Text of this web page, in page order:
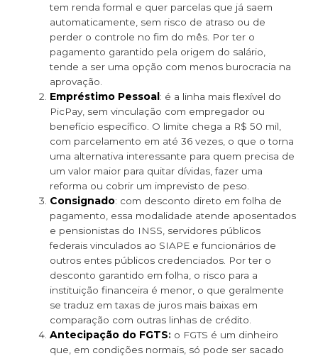
tem renda formal e quer parcelas que já saem
automaticamente, sem risco de atraso ou de
perder o controle no fim do mês. Por ter o
pagamento garantido pela origem do salário,
tende a ser uma opção com menos burocracia na
aprovação.
Empréstimo Pessoal: é a linha mais flexível do
PicPay, sem vinculação com empregador ou
benefício específico. O limite chega a R$ 50 mil,
com parcelamento em até 36 vezes, o que o torna
uma alternativa interessante para quem precisa de
um valor maior para quitar dívidas, fazer uma
reforma ou cobrir um imprevisto de peso.
Consignado: com desconto direto em folha de
pagamento, essa modalidade atende aposentados
e pensionistas do INSS, servidores públicos
federais vinculados ao SIAPE e funcionários de
outros entes públicos credenciados. Por ter o
desconto garantido em folha, o risco para a
instituição financeira é menor, o que geralmente
se traduz em taxas de juros mais baixas em
comparação com outras linhas de crédito.
Antecipação do FGTS: o FGTS é um dinheiro
que, em condições normais, só pode ser sacado